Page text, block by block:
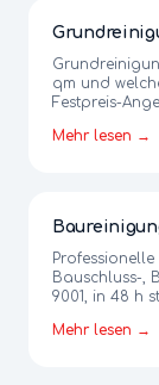
qm und
Festpreis-
Mehr lesen →
Bauschluss-,
9001, in 48 h
Mehr lesen →